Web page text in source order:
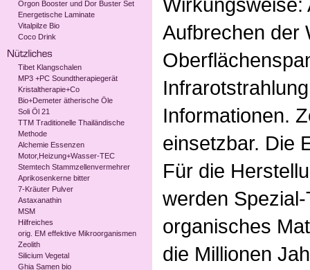
Orgon Booster und Dor Buster Set
Energetische Laminate
Vitalpilze Bio
Coco Drink
Tibet Klangschalen
MP3 +PC Soundtherapiegerät
Kristaltherapie+Co
Bio+Demeter ätherische Öle
Soli Öl 21
TTM Traditionelle Thailändische
Methode
Alchemie Essenzen
Motor,Heizung+Wasser-TEC
Stemtech Stammzellenvermehrer
Aprikosenkerne bitter
7-Kräuter Pulver
Astaxanathin
MSM
Hilfreiches
orig. EM effektive Mikroorganismen
Zeolith
Silicium Vegetal
Ghia Samen bio
Aufbrechen der
Informationen.
einsetzbar. Die
Für die
werden
organisches
die Millionen